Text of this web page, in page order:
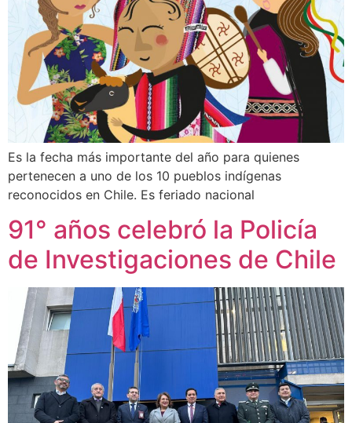
Es la fecha más importante del año para quienes
pertenecen a uno de los 10 pueblos indígenas
reconocidos en Chile. Es feriado nacional
91° años celebró la Policía
de Investigaciones de Chile